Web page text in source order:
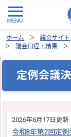
ホーム 議会サイト
議会日程・結果
定例会議
2026年6月17日更新
令和8年第2回定例